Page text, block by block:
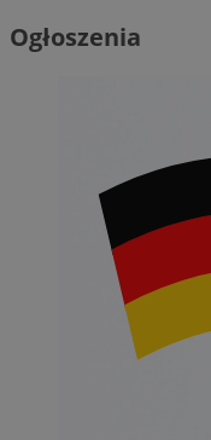
Ogłoszenia